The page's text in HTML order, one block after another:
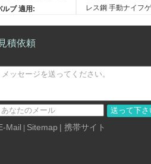
ゲート バルブ スラグ
ルブ 適用:
ルブボディ材料:
テンレス鋼、炭素
鋼、等。
鉄、延性がある鉄、
テンレス鋼、炭素
、等。
レス鋼 手動ナイフゲ
証明書:
ISO9001のセリウム、A
接続タイプ:
フレンズ,ウェーファ
ラグ,バック・ウェール
見積依頼
送って下さ
Mail | Sitemap | 携帯サイト